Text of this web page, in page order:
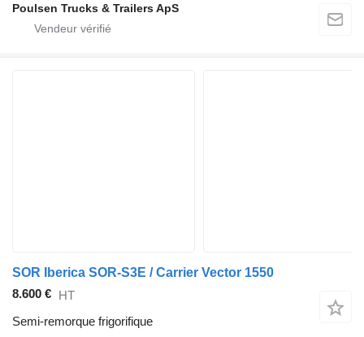
Poulsen Trucks & Trailers ApS
SOR Iberica SOR-S3E / Carrier Vector 1550
8.600 € HT
Semi-remorque frigorifique